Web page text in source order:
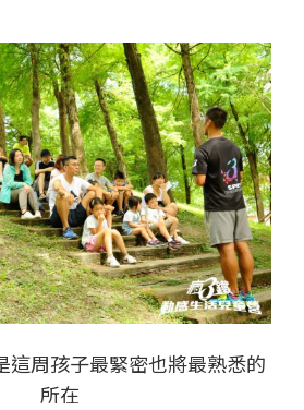
這周孩子最緊密也將最熟悉的
所在